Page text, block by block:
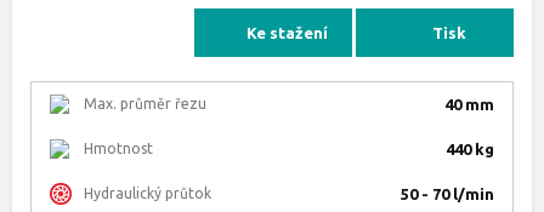
Ke stažení Tisk
Max. průměr řezu 40 mm
Hmotnost 440 kg
Hydraulický průtok 50 - 70 l/min